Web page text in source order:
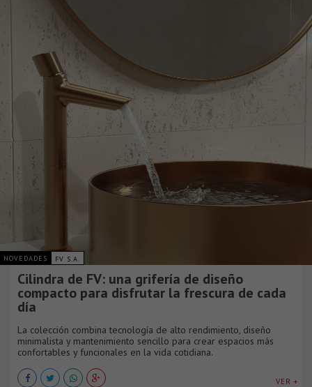
NOVEDADES FV S.A.
Cilindra de FV: una grifería de diseño
compacto para disfrutar la frescura de cada
día
La colección combina tecnología de alto rendimiento, diseño
minimalista y mantenimiento sencillo para crear espacios más
confortables y funcionales en la vida cotidiana.
VER +